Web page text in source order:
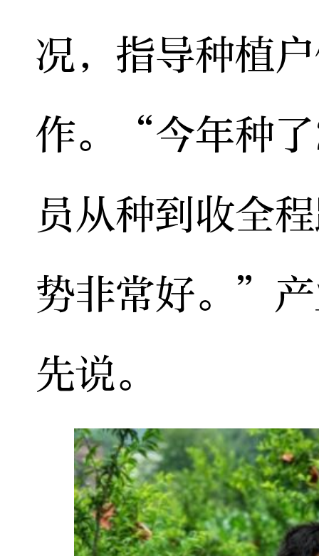
况，指导种植
作。“今年种
员从种到收全
势非常好。”
先说。